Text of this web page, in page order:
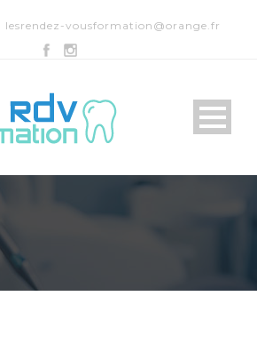
lesrendez-vousformation@orange.fr